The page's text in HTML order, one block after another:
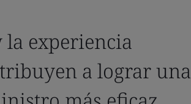
la experiencia
a lograr una